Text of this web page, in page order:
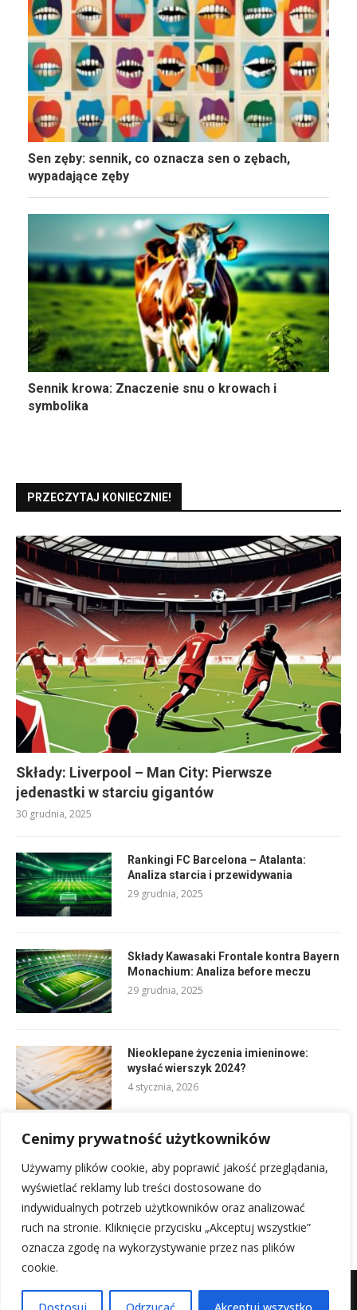
Cenimy prywatność użytkowników
Używamy plików cookie, aby poprawić jakość przeglądania,
wyświetlać reklamy lub treści dostosowane do
indywidualnych potrzeb użytkowników oraz analizować
ruch na stronie. Kliknięcie przycisku „Akceptuj wszystkie”
oznacza zgodę na wykorzystywanie przez nas plików
cookie.
Sen zęby: sennik, co oznacza sen o zębach,
wypadające zęby
Sennik krowa: Znaczenie snu o krowach i
symbolika
PRZECZYTAJ KONIECZNIE!
Składy: Liverpool – Man City: Pierwsze
jedenastki w starciu gigantów
30 grudnia, 2025
Rankingi FC Barcelona – Atalanta:
Analiza starcia i przewidywania
29 grudnia, 2025
Składy Kawasaki Frontale kontra Bayern
Monachium: Analiza before meczu
29 grudnia, 2025
Nieoklepane życzenia imieninowe:
wysłać wierszyk 2024?
4 stycznia, 2026
Składy: Clermont Foot 63 – OGC Nice:
analiza przedmeczowa
31 grudnia, 2025
Mapa witryny Kontakt z nami